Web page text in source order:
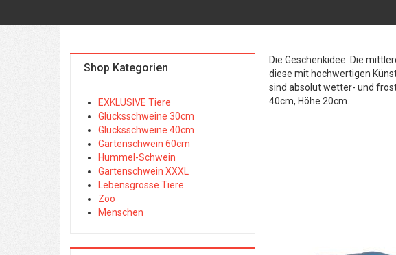
Die Geschenkidee: Die
diese mit hochwertigen
sind absolut wetter- und
40cm, Höhe 20cm.
Shop Kategorien
EXKLUSIVE Tiere
Glücksschweine 30cm
Glücksschweine 40cm
Gartenschwein 60cm
Hummel-Schwein
Gartenschwein XXXL
Lebensgrosse Tiere
Zoo
Menschen